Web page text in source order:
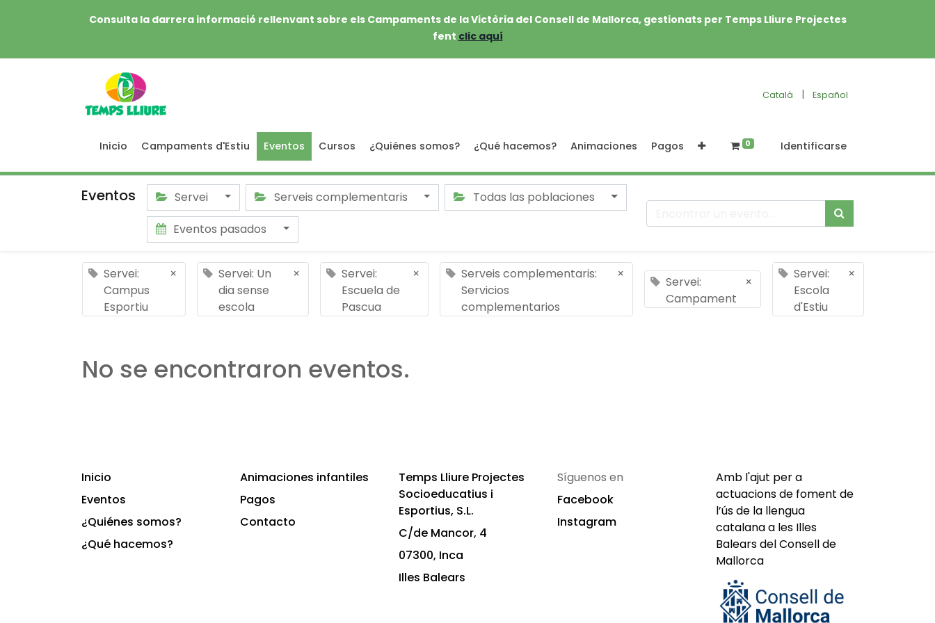
Consulta la darrera informació rellenvant sobre els Campaments de la Victòria del Consell de Mallorca, gestionats per Temps Lliure Projectes
fent clic aquí
Català | Español
Inicio Campaments d'Estiu Eventos Cursos ¿Quiénes somos? ¿Qué hacemos? Animaciones Pagos 0 Identificarse
Eventos Servei Serveis complementaris
Todas las poblaciones
Eventos pasados
Servei:
Campus
Esportiu
×
Servei: Un
dia sense
escola
×
Servei:
Escuela de
Pascua
×
Serveis complementaris:
Servicios
complementarios
×
Servei:
Campament
×
Servei:
Escola
d'Estiu
×
No se encontraron eventos.
Inicio
Eventos
¿Quiénes somos?
¿Qué hacemos?
Animaciones infantiles
Pagos
Contacto
Temps Lliure Projectes
Socioeducatius i
Esportius, S.L.
C/de Mancor, 4
07300, Inca
Illes Balears
Síguenos en
Facebook
Instagram
Amb l'ajut per a
actuacions de foment de
l’ús de la llengua
catalana a les Illes
Balears del Consell de
Mallorca